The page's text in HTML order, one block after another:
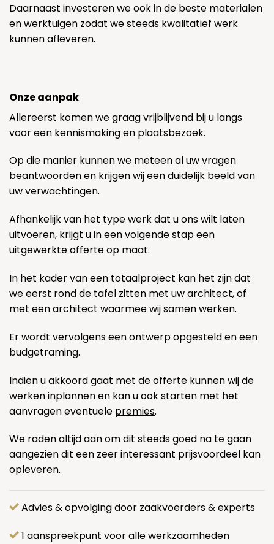
Daarnaast investeren we ook in de beste materialen
en werktuigen zodat we steeds kwalitatief werk
kunnen afleveren.
Onze aanpak
Allereerst komen we graag vrijblijvend bij u langs
voor een kennismaking en plaatsbezoek.
Op die manier kunnen we meteen al uw vragen
beantwoorden en krijgen wij een duidelijk beeld van
uw verwachtingen.
Afhankelijk van het type werk dat u ons wilt laten
uitvoeren, krijgt u in een volgende stap een
uitgewerkte offerte op maat.
In het kader van een totaalproject kan het zijn dat
we eerst rond de tafel zitten met uw architect, of
met een architect waarmee wij samen werken.
Er wordt vervolgens een ontwerp opgesteld en een
budgetraming.
Indien u akkoord gaat met de offerte kunnen wij de
werken inplannen en kan u ook starten met het
aanvragen eventuele premies.
We raden altijd aan om dit steeds goed na te gaan
aangezien dit een zeer interessant prijsvoordeel kan
opleveren.
Advies & opvolging door zaakvoerders & experts
1 aanspreekpunt voor alle werkzaamheden